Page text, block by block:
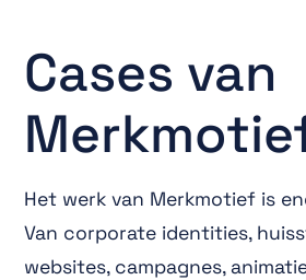
Cases van
Het werk van Merkmotief is
Van corporate identities,
websites, campagnes,